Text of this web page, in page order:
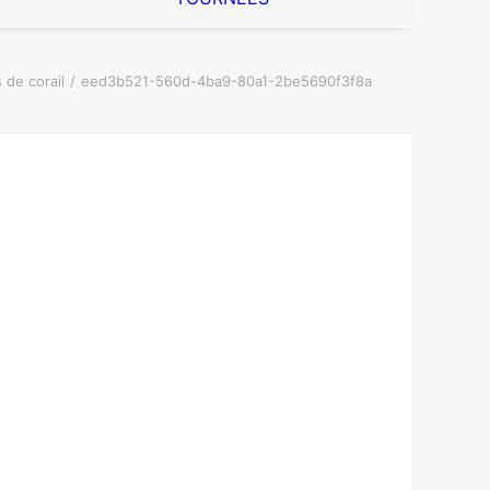
de corail eed3b521-560d-4ba9-80a1-2be5690f3f8a